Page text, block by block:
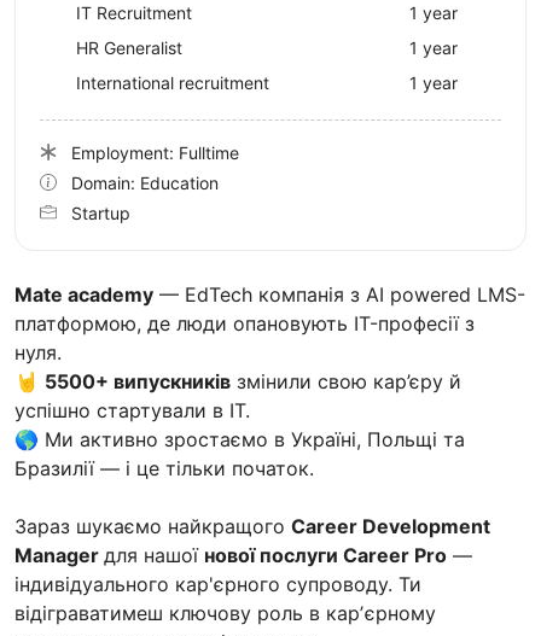
Mate academy — EdTech компанія з AI powered LMS-
платформою, де люди опановують IT-професії з
нуля.
🤘 5500+ випускників змінили свою кар’єру й
успішно стартували в IT.
🌎 Ми активно зростаємо в Україні, Польщі та
Бразилії — і це тільки початок.
Зараз шукаємо найкращого Career Development
Manager для нашої нової послуги Career Pro —
індивідуального кар'єрного супроводу. Ти
відіграватимеш ключову роль в карʼєрному
IT Recruitment
1 year
HR Generalist
1 year
International recruitment
1 year
Employment: Fulltime
Domain: Education
Startup